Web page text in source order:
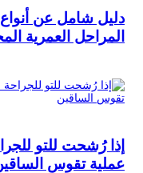
دليل شامل عن
المراحل العمرية
إذا رُشحت للتو
عملية تقوس